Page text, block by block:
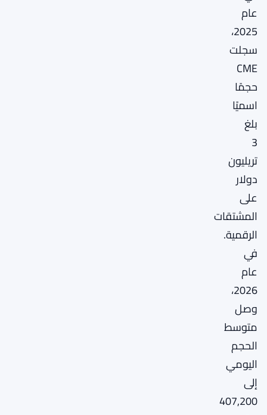
عام
2025،
سجلت
CME
حجمًا
اسميًا
بلغ
3
تريليون
دولار
على
المشتقات
الرقمية.
في
عام
2026،
وصل
متوسط
الحجم
اليومي
إلى
407,200